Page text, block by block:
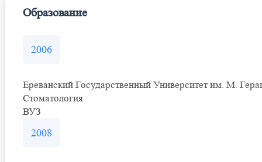
Образование
2006
Ереванский Государственный Университет им. М.
Стоматология
ВУЗ
2008